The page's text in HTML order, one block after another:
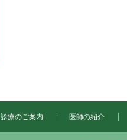
診療のご案内 医師の紹介